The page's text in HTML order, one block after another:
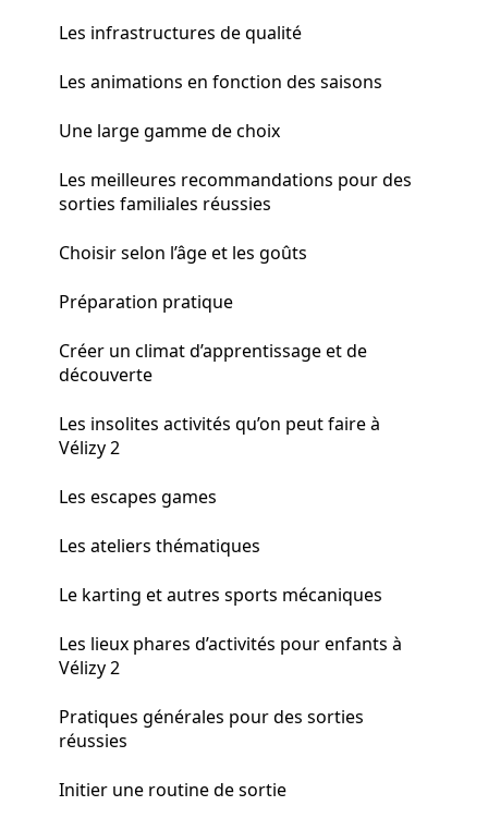
Les infrastructures de qualité
Les animations en fonction des saisons
Une large gamme de choix
Les meilleures recommandations pour des
sorties familiales réussies
Choisir selon l’âge et les goûts
Préparation pratique
Créer un climat d’apprentissage et de
découverte
Les insolites activités qu’on peut faire à
Vélizy 2
Les escapes games
Les ateliers thématiques
Le karting et autres sports mécaniques
Les lieux phares d’activités pour enfants à
Vélizy 2
Pratiques générales pour des sorties
réussies
Initier une routine de sortie